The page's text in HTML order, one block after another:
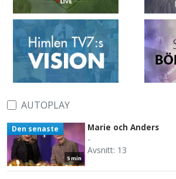
AUTOPLAY
5 min
Den senaste
Marie och Anders
-
Avsnitt: 13